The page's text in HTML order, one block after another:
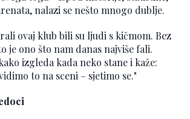
nalazi se nešto mnogo dublje.
ovaj klub bili su ljudi s kičmom. Bez
je ono što nam danas najviše fali.
izgleda kada neko stane i kaže:
to na sceni – sjetimo se."